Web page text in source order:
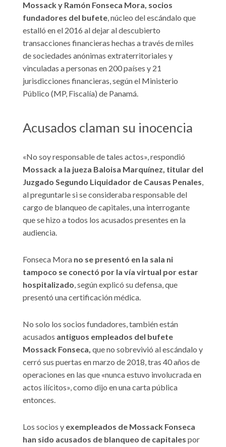
Mossack y Ramón Fonseca Mora, socios
fundadores del bufete, núcleo del escándalo que
estalló en el 2016 al dejar al descubierto
transacciones financieras hechas a través de miles
de sociedades anónimas extraterritoriales y
vinculadas a personas en 200 países y 21
jurisdicciones financieras, según el Ministerio
Público (MP, Fiscalía) de Panamá.
Acusados claman su inocencia
«No soy responsable de tales actos», respondió
Mossack a la jueza Baloisa Marquínez, titular del
Juzgado Segundo Liquidador de Causas Penales,
al preguntarle si se consideraba responsable del
cargo de blanqueo de capitales, una interrogante
que se hizo a todos los acusados presentes en la
audiencia.
Fonseca Mora no se presentó en la sala ni
tampoco se conectó por la vía virtual por estar
hospitalizado, según explicó su defensa, que
presentó una certificación médica.
No solo los socios fundadores, también están
acusados antiguos empleados del bufete
Mossack Fonseca, que no sobrevivió al escándalo y
cerró sus puertas en marzo de 2018, tras 40 años de
operaciones en las que «nunca estuvo involucrada en
actos ilícitos», como dijo en una carta pública
entonces.
Los socios y exempleados de Mossack Fonseca
han sido acusados de blanqueo de capitales por